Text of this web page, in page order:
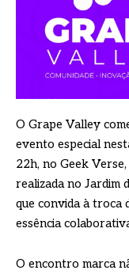
O Grape Valley
evento especial
22h, no Geek
realizada no Jardim
que convida à troca
essência
O encontro marca